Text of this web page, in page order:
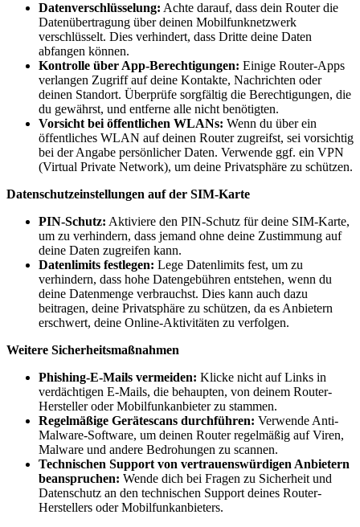
Datenverschlüsselung: Achte darauf, dass dein Router die
Datenübertragung über deinen Mobilfunknetzwerk
verschlüsselt. Dies verhindert, dass Dritte deine Daten
abfangen können.
Kontrolle über App-Berechtigungen: Einige Router-Apps
verlangen Zugriff auf deine Kontakte, Nachrichten oder
deinen Standort. Überprüfe sorgfältig die Berechtigungen, die
du gewährst, und entferne alle nicht benötigten.
Vorsicht bei öffentlichen WLANs: Wenn du über ein
öffentliches WLAN auf deinen Router zugreifst, sei vorsichtig
bei der Angabe persönlicher Daten. Verwende ggf. ein VPN
(Virtual Private Network), um deine Privatsphäre zu schützen.
Datenschutzeinstellungen auf der SIM-Karte
PIN-Schutz: Aktiviere den PIN-Schutz für deine SIM-Karte,
um zu verhindern, dass jemand ohne deine Zustimmung auf
deine Daten zugreifen kann.
Datenlimits festlegen: Lege Datenlimits fest, um zu
verhindern, dass hohe Datengebühren entstehen, wenn du
deine Datenmenge verbrauchst. Dies kann auch dazu
beitragen, deine Privatsphäre zu schützen, da es Anbietern
erschwert, deine Online-Aktivitäten zu verfolgen.
Weitere Sicherheitsmaßnahmen
Phishing-E-Mails vermeiden: Klicke nicht auf Links in
verdächtigen E-Mails, die behaupten, von deinem Router-
Hersteller oder Mobilfunkanbieter zu stammen.
Regelmäßige Gerätescans durchführen: Verwende Anti-
Malware-Software, um deinen Router regelmäßig auf Viren,
Malware und andere Bedrohungen zu scannen.
Technischen Support von vertrauenswürdigen Anbietern
beanspruchen: Wende dich bei Fragen zu Sicherheit und
Datenschutz an den technischen Support deines Router-
Herstellers oder Mobilfunkanbieters.